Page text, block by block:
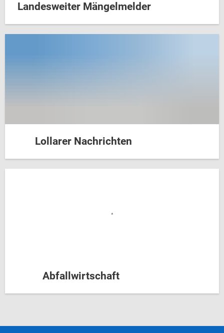
Landesweiter Mängelmelder
Lollarer Nachrichten
Abfallwirtschaft